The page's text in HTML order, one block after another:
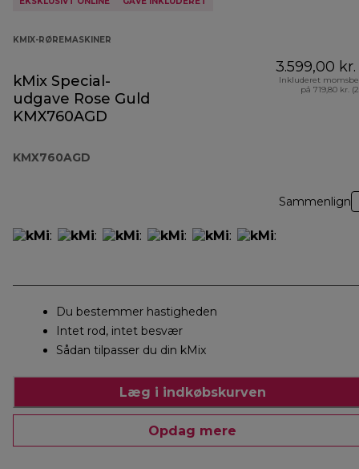
KMIX-RØREMASKINER
kMix Special-
udgave Rose Guld
KMX760AGD
KMX760AGD
3.599,00 kr.
Inkluderet
på 719,80 kr.
Sammenlign
Du bestemmer hastigheden
Intet rod, intet besvær
Sådan tilpasser du din kMix
Læg i indkøbskurven
Opdag mere